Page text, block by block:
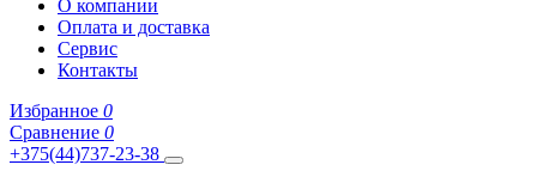
О компании
Оплата и доставка
Сервис
Контакты
Избранное 0
Сравнение 0
+375(44)737-23-38